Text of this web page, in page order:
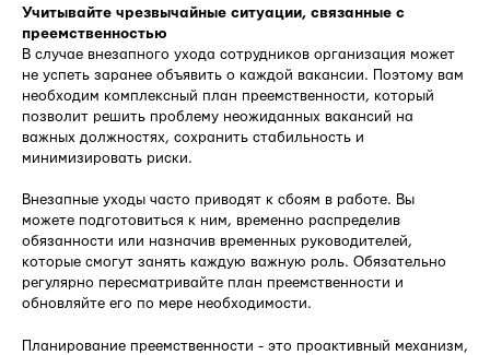
Учитывайте чрезвычайные ситуации, связанные с
преемственностью
В случае внезапного ухода сотрудников организация может
не успеть заранее объявить о каждой вакансии. Поэтому вам
необходим комплексный план преемственности, который
позволит решить проблему неожиданных вакансий на
важных должностях, сохранить стабильность и
минимизировать риски.
Внезапные уходы часто приводят к сбоям в работе. Вы
можете подготовиться к ним, временно распределив
обязанности или назначив временных руководителей,
которые смогут занять каждую важную роль. Обязательно
регулярно пересматривайте план преемственности и
обновляйте его по мере необходимости.
Планирование преемственности - это проактивный механизм,